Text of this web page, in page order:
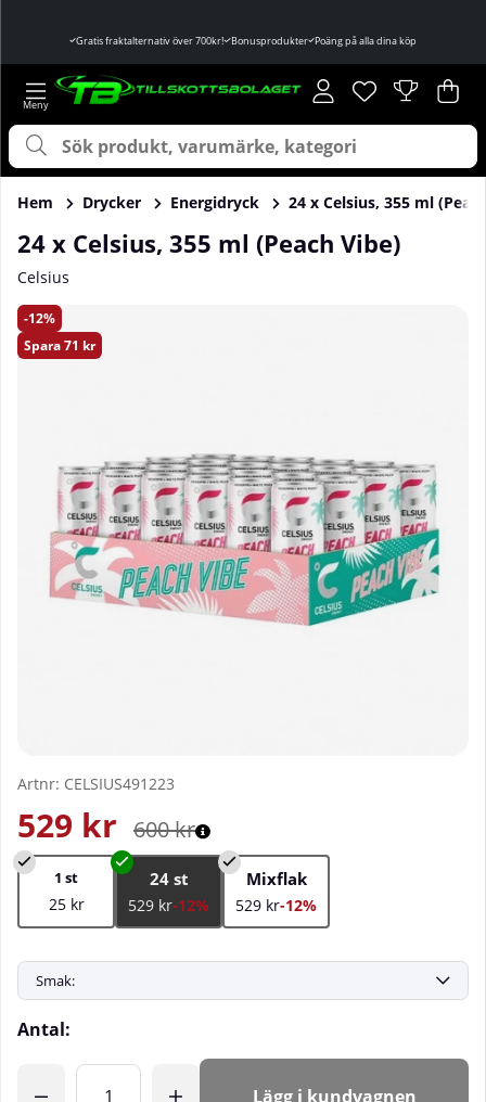
Gratis fraktalternativ över 700kr! Bonusprodukter Poäng på alla dina köp
Önskelista
Antal i
. .
Hem Drycker Energidryck 24 x Celsius, 355 ml
24 x Celsius, 355 ml (Peach Vibe)
Celsius
12
Spara71 kr
Produktbilder 24 x Celsius, 355 ml (Peach Vibe)
Artnr: CELSIUS491223
600kr
529 kr
1 st
25 kr
24 st
529 kr-12%
Mixflak
529 kr-12%
Antal:
Lägg i kundvagnen